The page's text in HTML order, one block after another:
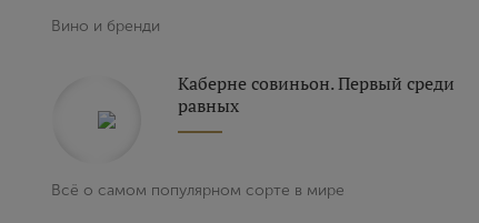
Вино и бренди
Каберне совиньон. Первый среди
равных
Всё о самом популярном сорте в мире